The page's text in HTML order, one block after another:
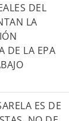
DEL
LA
DE LA EPA
ES DE